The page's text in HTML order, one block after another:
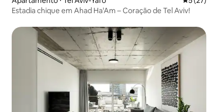
Estadia chique em Ahad Ha'Am – Coração de Tel Aviv!